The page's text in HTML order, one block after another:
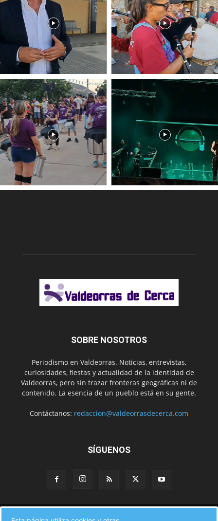
SOBRE NOSOTROS
Periodismo en Valdeorras. Noticias, entrevistas,
curiosidades, fiestas y actualidad de la identidad de
Valdeorras, pero sin trazar fronteras geográficas ni de
contenido. La esencia de un pueblo está en su gente.
Contáctanos: redaccion@valdeorrasdecerca.com
SÍGUENOS